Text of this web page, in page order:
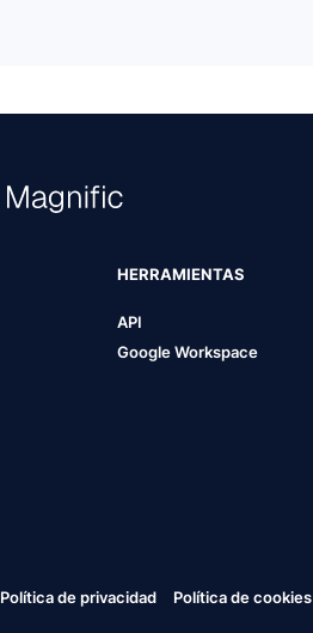
HERRAMIENTAS
API
Google Workspace
Política de privacidad Política de cookies